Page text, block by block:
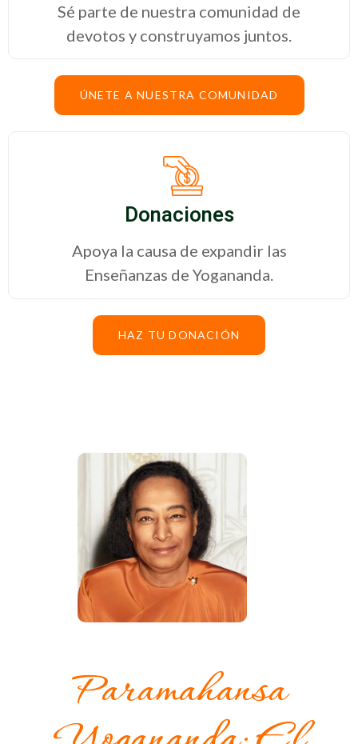
Sé parte de nuestra comunidad de
devotos y construyamos juntos.
ÚNETE A NUESTRA COMUNIDAD
Donaciones
Apoya la causa de expandir las
Enseñanzas de Yogananda.
HAZ TU DONACIÓN
Paramahansa